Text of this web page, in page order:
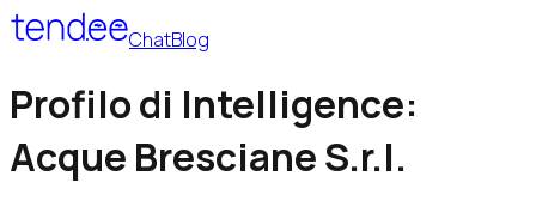
ChatBlog
Profilo di Intelligence:
Acque Bresciane S.r.l.